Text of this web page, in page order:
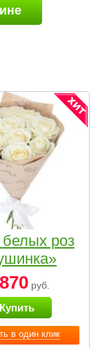
в один клик
белых роз
руб.
Купить